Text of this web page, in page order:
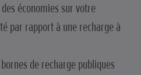
économies sur votre
par rapport à une recharge à
de recharge publiques